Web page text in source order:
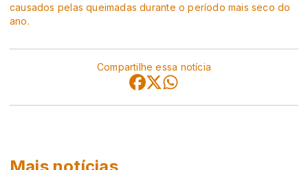
causados pelas queimadas durante o período mais seco do
ano.
Compartilhe essa notícia
Mais notícias